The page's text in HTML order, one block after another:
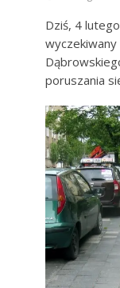
Dziś, 4
wyczekiwany
poruszania